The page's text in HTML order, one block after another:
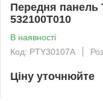
Передня панель
532100T010
В наявності
Код: PTY30107A
Ціну уточнюйте